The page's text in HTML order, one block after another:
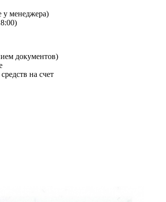
у менеджера)
документов)
на счет